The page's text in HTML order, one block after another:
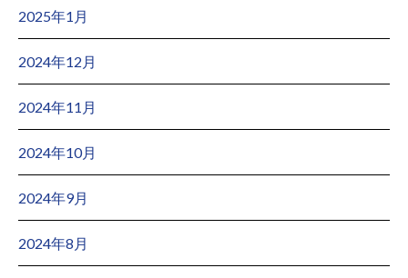
2025年1月
2024年12月
2024年11月
2024年10月
2024年9月
2024年8月